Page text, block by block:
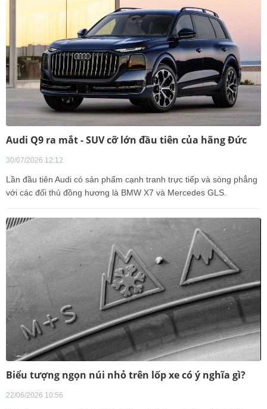
Audi Q9 ra mắt - SUV cỡ lớn đầu tiên của hãng Đức
30/07/2026 12:12
Lần đầu tiên Audi có sản phẩm cạnh tranh trực tiếp và sòng phẳng
với các đối thủ đồng hương là BMW X7 và Mercedes GLS.
Biểu tượng ngọn núi nhỏ trên lốp xe có ý nghĩa gì?
22/06/2026 10:56